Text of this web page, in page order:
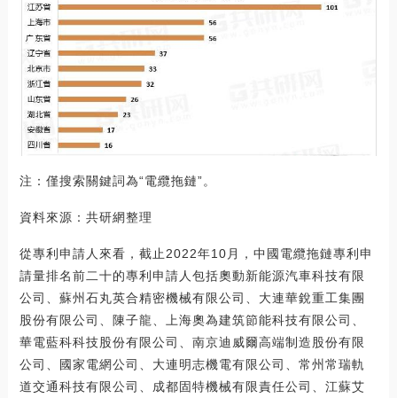
注：僅搜索關鍵詞為“電纜拖鏈”。
資料來源：共研網整理
從專利申請人來看，截止2022年10月，中國電纜拖鏈專利申
請量排名前二十的專利申請人包括奧動新能源汽車科技有限
公司、蘇州石丸英合精密機械有限公司、大連華銳重工集團
股份有限公司、陳子龍、上海奧為建筑節能科技有限公司、
華電藍科科技股份有限公司、南京迪威爾高端制造股份有限
公司、國家電網公司、大連明志機電有限公司、常州常瑞軌
道交通科技有限公司、成都固特機械有限責任公司、江蘇艾